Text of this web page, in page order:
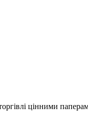
цінними